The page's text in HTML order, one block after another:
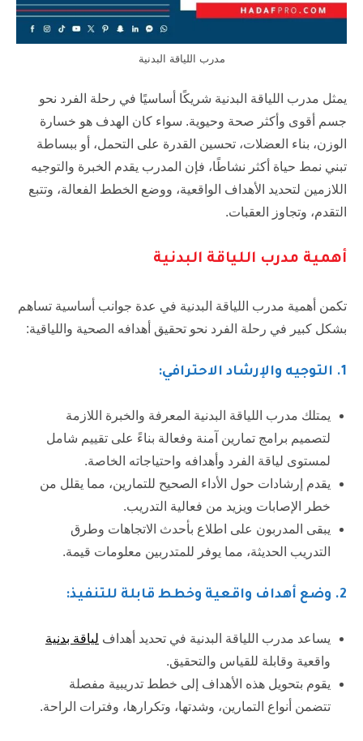
مدرب اللياقة البدنية
يمثل مدرب اللياقة البدنية شريكًا أساسيًا في رحلة الفرد نحو
جسم أقوى وأكثر صحة وحيوية. سواء كان الهدف هو خسارة
الوزن، بناء العضلات، تحسين القدرة على التحمل، أو ببساطة
تبني نمط حياة أكثر نشاطًا، فإن المدرب يقدم الخبرة والتوجيه
اللازمين لتحديد الأهداف الواقعية، ووضع الخطط الفعالة، وتتبع
التقدم، وتجاوز العقبات.
أهمية مدرب اللياقة البدنية
تكمن أهمية مدرب اللياقة البدنية في عدة جوانب أساسية تساهم
بشكل كبير في رحلة الفرد نحو تحقيق أهدافه الصحية واللياقية:
1. التوجيه والإرشاد الاحترافي:
يمتلك مدرب اللياقة البدنية المعرفة والخبرة اللازمة
لتصميم برامج تمارين آمنة وفعالة بناءً على تقييم شامل
لمستوى لياقة الفرد وأهدافه واحتياجاته الخاصة.
يقدم إرشادات حول الأداء الصحيح للتمارين، مما يقلل من
خطر الإصابات ويزيد من فعالية التدريب.
يبقى المدربون على اطلاع بأحدث الاتجاهات وطرق
التدريب الحديثة، مما يوفر للمتدربين معلومات قيمة.
2. وضع أهداف واقعية وخطط قابلة للتنفيذ:
يساعد مدرب اللياقة البدنية في تحديد أهداف لياقة بدنية
واقعية وقابلة للقياس والتحقيق.
يقوم بتحويل هذه الأهداف إلى خطط تدريبية مفصلة
تتضمن أنواع التمارين، وشدتها، وتكرارها، وفترات الراحة.